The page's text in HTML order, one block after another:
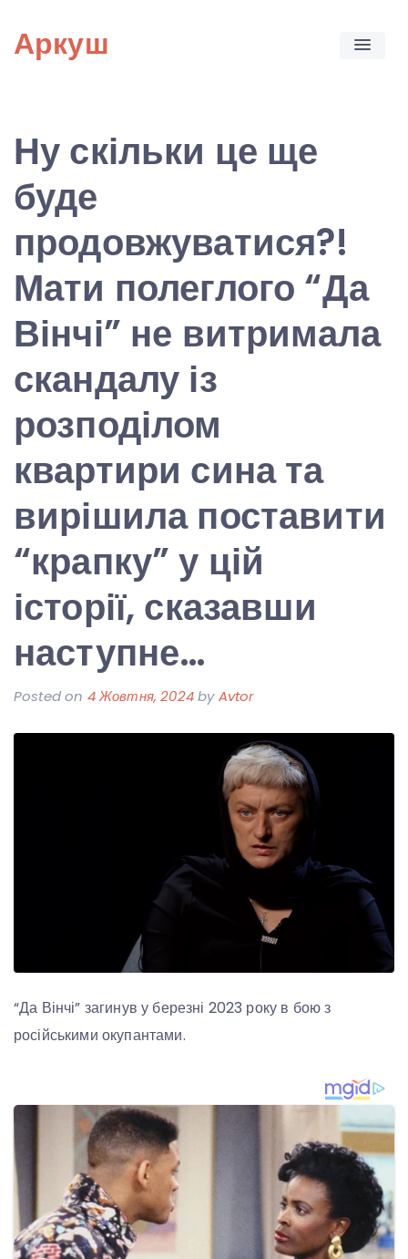
content
Аркуш
Ну скільки це ще
буде
продовжуватися?!
Мати полеглого “Да
Вінчі” не витримала
скандалу із
розподілом
квартири сина та
вирішила поставити
“крапку” у цій
історії, сказавши
наступне…
Posted on 4 Жовтня, 2024byAvtor
“Да Вінчі” загинув у березні 2023 року в бою з
російськими окупантами.